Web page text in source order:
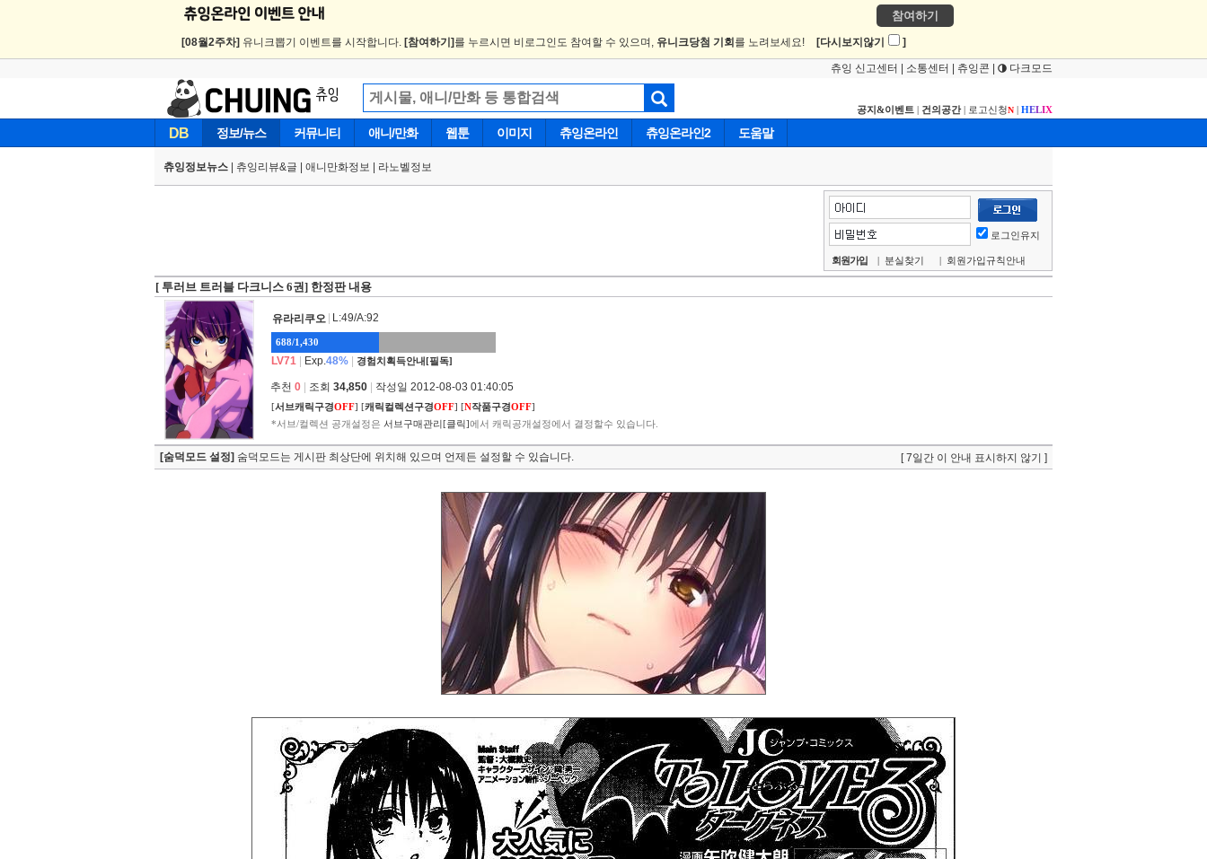
참여하기
[08월2주차] 유니크뽑기 이벤트를 시작합니다. [참여하기] 를 누르시면 비로그인도 참여할 수 있으며, 유니크당첨 기회 를 노려보세요! [다시보지않기 ]
츄잉 신고센터 소통센터 츄잉콘 다크모드
공지&이벤트 | 건의공간| 로고신청N | HELIX
DB 정보/뉴스 커뮤니티 애니/만화 웹툰 이미지 츄잉온라인 츄잉온라인2 도움말
츄잉정보뉴스 츄잉리뷰&글 애니만화정보 라노벨정보
로그인유지
회원가입 | 분실찾기 | 회원가입규칙안내
[ 투러브 트러블 다크니스 6권] 한정판 내용
유라리쿠오 L:49/A:92
688/1,430
LV71 Exp.48% 경험치획득안내[필독]
추천 0 조회 34,850 작성일 2012-08-03 01:40:05
[서브캐릭구경OFF] [캐릭컬렉션구경OFF] [N작품구경OFF]
*서브/컬렉션 공개설정은 서브구매관리[클릭]에서 캐릭공개설정에서 결정할수 있습니다.
[숨덕모드 설정] 숨덕모드는 게시판 최상단에 위치해 있으며 언제든 설정할 수 있습니다. [ 7일간 이 안내 표시하지 않기 ]